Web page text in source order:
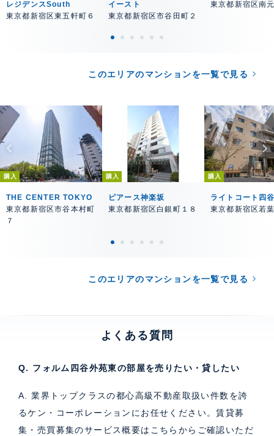
レジデンスSouth
東京都新宿区東五軒町６
イースト
東京都新宿区市谷田町２
東京都新宿区南
このエリアのマンションを一覧で見る
購入
THE CENTER TOKYO
東京都新宿区市谷本村町
７
購入
ピアース神楽坂
東京都新宿区白銀町１８
購入
ライトコート四
東京都新宿区若
このエリアのマンションを一覧で見る
よくある質問
Q. フォルム四谷外苑東の部屋を売りたい・貸したい
A. 業界トップクラスの都心高級不動産取扱い件数を誇
るケン・コーポレーションにお任せください。賃貸募
集・売買募集のサービス概要はこちら からご確認いただ